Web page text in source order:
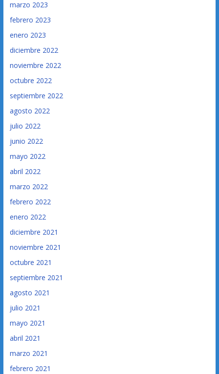
marzo 2023
febrero 2023
enero 2023
diciembre 2022
noviembre 2022
octubre 2022
septiembre 2022
agosto 2022
julio 2022
junio 2022
mayo 2022
abril 2022
marzo 2022
febrero 2022
enero 2022
diciembre 2021
noviembre 2021
octubre 2021
septiembre 2021
agosto 2021
julio 2021
mayo 2021
abril 2021
marzo 2021
febrero 2021